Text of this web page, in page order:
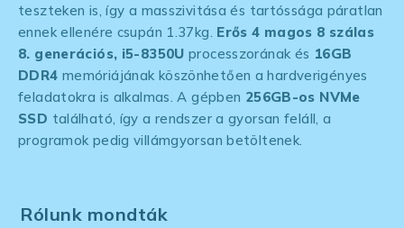
teszteken is, így a masszivitása és tartóssága páratlan
ennek ellenére csupán 1.37kg. Erős 4 magos 8 szálas
8. generációs, i5-8350U processzorának és 16GB
DDR4 memóriájának köszönhetően a hardverigényes
feladatokra is alkalmas. A gépben 256GB-os NVMe
SSD található, így a rendszer a gyorsan feláll, a
programok pedig villámgyorsan betöltenek.
Rólunk mondták